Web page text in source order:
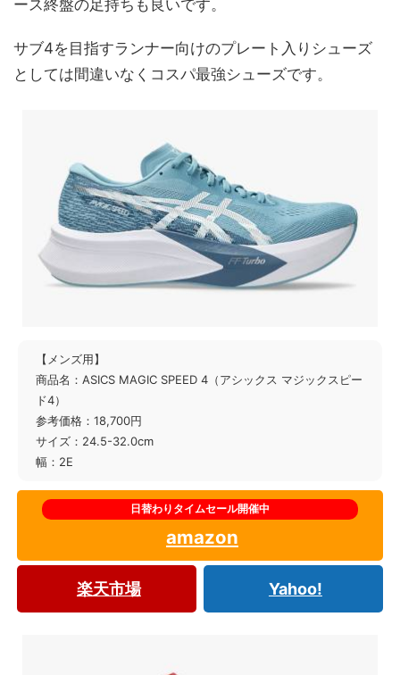
ース終盤の足持ちも良いです。
サブ4を目指すランナー向けのプレート入りシューズ
としては間違いなくコスパ最強シューズです。
【メンズ用】
商品名：ASICS MAGIC SPEED 4（アシックス マジックスピー
ド4）
参考価格：18,700円
サイズ：24.5-32.0cm
幅：2E
amazon
楽天市場 Yahoo!